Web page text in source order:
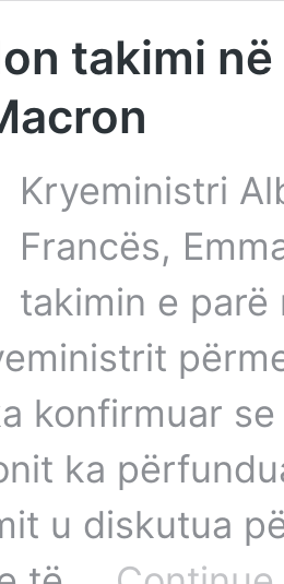
takimi
Kryeministri
Francës,
takimin e parë
konfirmuar
ka
u diskutua